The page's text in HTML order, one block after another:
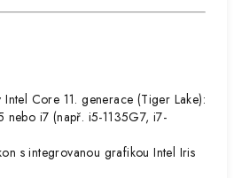
Core 11. generace (Tiger Lake):
nebo i7 (např. i5-1135G7, i7-
s integrovanou grafikou Intel Iris